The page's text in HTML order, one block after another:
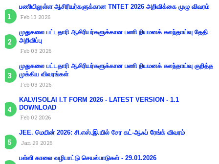
பணியிலுள்ள ஆசிரியர்களுக்கான TNTET 2026 அறிவிக்கை முழு விவரம்
Feb 13 2026
முதுகலை பட்டதாரி ஆசிரியர்களுக்கான பணி நியமனக் கலந்தாய்வு தேதி
அறிவிப்பு
Feb 03 2026
முதுகலை பட்டதாரி ஆசிரியர்களுக்கான பணி நியமனக் கலந்தாய்வு குறித்த
முக்கிய விவரங்கள்
Feb 03 2026
KALVISOLAI I.T FORM 2026 - LATEST VERSION - 1.1
DOWNLOAD
Feb 02 2026
JEE. மெயின் 2026: சி.எஸ்.இ.யில் சேர கட்-ஆஃப் ரேங்க் விவரம்
Jan 29 2026
பள்ளி காலை வழிபாட்டு செயல்பாடுகள் - 29.01.2026